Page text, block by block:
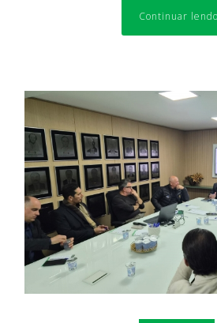
Continuar lendo